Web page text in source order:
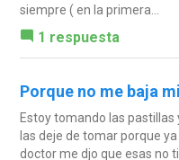
siempre ( en la primera...
1 respuesta
Porque no me baja
Estoy tomando las pastillas
las deje de tomar porque
doctor me djo que esas no